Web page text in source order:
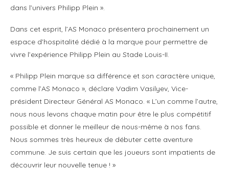
dans l’univers Philipp Plein ».
Dans cet esprit, l’AS Monaco présentera prochainement un
espace d’hospitalité dédié à la marque pour permettre de
vivre l’expérience Philipp Plein au Stade Louis-II.
« Philipp Plein marque sa différence et son caractère unique,
comme l’AS Monaco », déclare Vadim Vasilyev, Vice-
président Directeur Général AS Monaco. « L’un comme l’autre,
nous nous levons chaque matin pour être le plus compétitif
possible et donner le meilleur de nous-même à nos fans.
Nous sommes très heureux de débuter cette aventure
commune. Je suis certain que les joueurs sont impatients de
découvrir leur nouvelle tenue ! »